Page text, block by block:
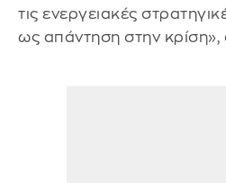
τις ενεργειακές
ως απάντηση στην